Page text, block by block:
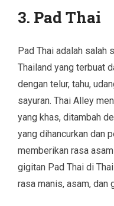
3. Pad Thai
Pad Thai adalah salah
Thailand yang terbuat
dengan telur, tahu,
sayuran. Thai Alley
yang khas, ditambah
yang dihancurkan dan
memberikan rasa
gigitan Pad Thai di
rasa manis, asam, dan